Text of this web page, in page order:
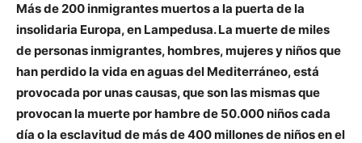
Más de 200 inmigrantes muertos a la puerta de la
insolidaria Europa, en Lampedusa. La muerte de miles
de personas inmigrantes, hombres, mujeres y niños que
han perdido la vida en aguas del Mediterráneo, está
provocada por unas causas, que son las mismas que
provocan la muerte por hambre de 50.000 niños cada
día o la esclavitud de más de 400 millones de niños en el